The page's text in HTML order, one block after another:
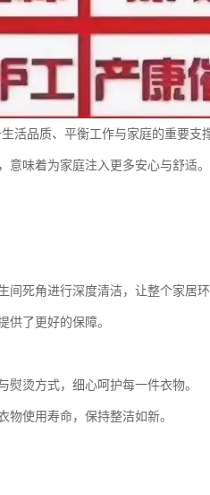
活品质、平衡工作与家庭的重要支
味着为家庭注入更多安心与舒适。
死角进行深度清洁，让整个家居环
供了更好的保障。
烫方式，细心呵护每一件衣物。
使用寿命，保持整洁如新。